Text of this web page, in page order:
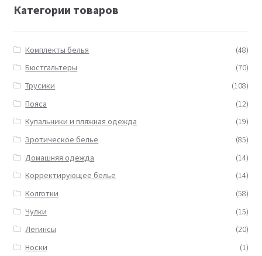
Категории товаров
Комплекты белья
(48)
Бюстгальтеры
(70)
Трусики
(108)
Пояса
(12)
Купальники и пляжная одежда
(19)
Эротическое белье
(85)
Домашняя одежда
(14)
Корректирующее белье
(14)
Колготки
(58)
Чулки
(15)
Легинсы
(20)
Носки
(1)